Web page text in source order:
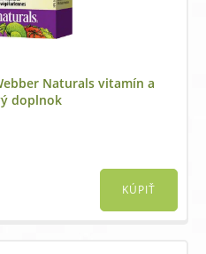
Naturals vitamín a
doplnok
KÚPIŤ